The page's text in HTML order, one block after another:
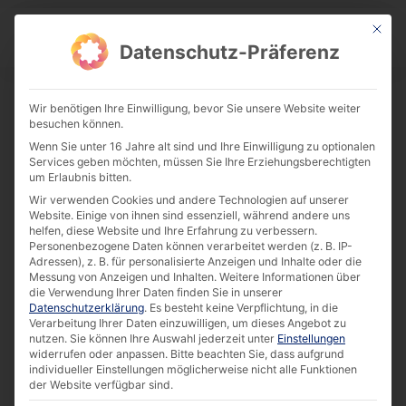
Download Center
Case Study: Marks&Spencer [EN]
Download
11283 downloads
231.22 KB
This
Datenschutz-Präferenz
Wir benötigen Ihre Einwilligung, bevor Sie unsere Website weiter
besuchen können.
Wenn Sie unter 16 Jahre alt sind und Ihre Einwilligung zu optionalen
Services geben möchten, müssen Sie Ihre Erziehungsberechtigten
um Erlaubnis bitten.
Wir verwenden Cookies und andere Technologien auf unserer
Website. Einige von ihnen sind essenziell, während andere uns
helfen, diese Website und Ihre Erfahrung zu verbessern.
Personenbezogene Daten können verarbeitet werden (z. B. IP-
Adressen), z. B. für personalisierte Anzeigen und Inhalte oder die
Messung von Anzeigen und Inhalten. Weitere Informationen über
die Verwendung Ihrer Daten finden Sie in unserer
Datenschutzerklärung. Es besteht keine Verpflichtung, in die
Verarbeitung Ihrer Daten einzuwilligen, um dieses Angebot zu
nutzen. Sie können Ihre Auswahl jederzeit unter Einstellungen
widerrufen oder anpassen. Bitte beachten Sie, dass aufgrund
individueller Einstellungen möglicherweise nicht alle Funktionen
der Website verfügbar sind.